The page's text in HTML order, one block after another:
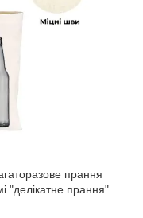
прання
"делікатне прання"